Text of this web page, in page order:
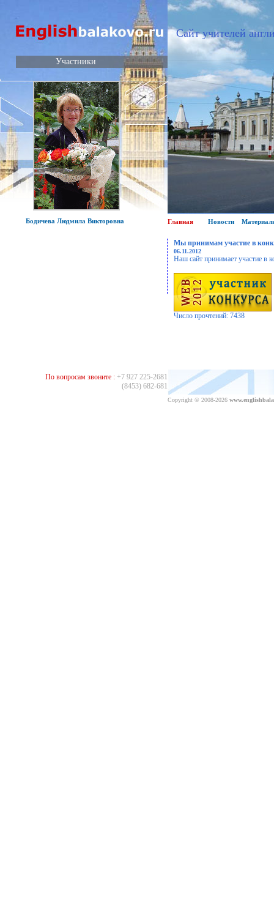
Участники
Сайт учителей
Бодичева Людмила Викторовна Главная Новости
Мы принимам участие в
06.11.2012
Наш сайт принимает участие в
Число прочтений: 7438
По вопросам звоните : +7 927 225-2681
(8453) 682-681
Copyright © 2008-2026